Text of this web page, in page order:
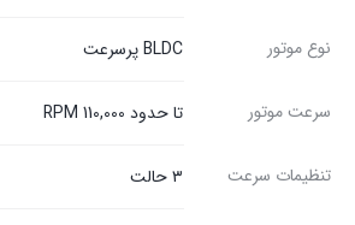
نوع موتور BLDC پرسرعت
سرعت موتور تا حدود 110,000 RPM
تنظیمات سرعت ۳ حالت